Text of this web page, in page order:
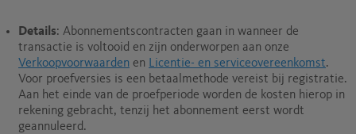
Details: Abonnementscontracten gaan in wanneer de
transactie is voltooid en zijn onderworpen aan onze
Verkoopvoorwaarden en Licentie- en serviceovereenkomst.
Voor proefversies is een betaalmethode vereist bij registratie.
Aan het einde van de proefperiode worden de kosten hierop in
rekening gebracht, tenzij het abonnement eerst wordt
geannuleerd.